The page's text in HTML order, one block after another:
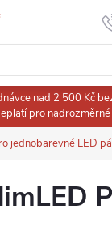
nad 2 500 Kč
pro
jednobarevné LED